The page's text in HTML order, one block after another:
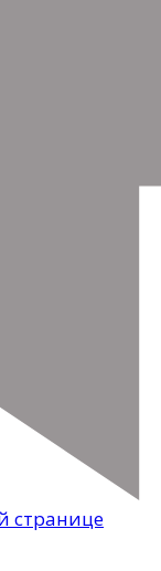
странице